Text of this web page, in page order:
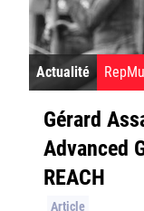
Actualité
Gérard
Advanced
REACH
Article